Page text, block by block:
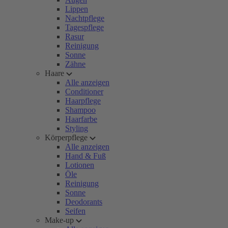
Lippen
Nachtpflege
Tagespflege
Rasur
Reinigung
Sonne
Zähne
Haare
Alle anzeigen
Conditioner
Haarpflege
Shampoo
Haarfarbe
Styling
Körperpflege
Alle anzeigen
Hand & Fuß
Lotionen
Öle
Reinigung
Sonne
Deodorants
Seifen
Make-up